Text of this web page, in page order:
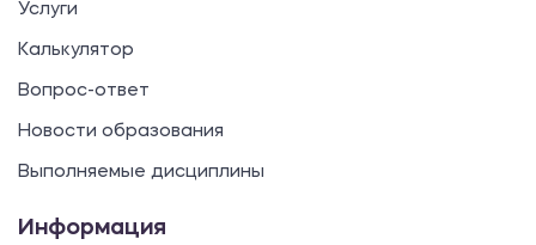
Услуги
Калькулятор
Вопрос-ответ
Новости образования
Выполняемые дисциплины
Информация